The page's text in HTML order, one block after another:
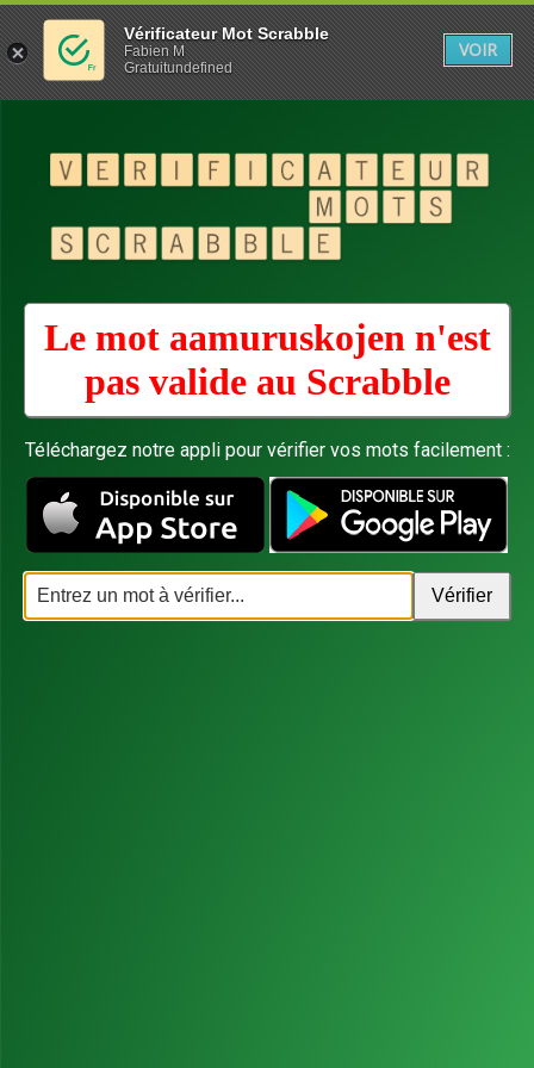
Le mot aamuruskojen n'est
pas valide au Scrabble
Téléchargez notre appli pour vérifier vos mots facilement :
Vérificateur Mot Scrabble
Fabien M
Gratuitundefined
VOIR